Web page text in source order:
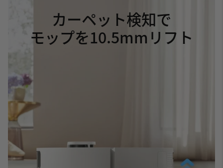
残留物を抑える
AceClean DryBoard